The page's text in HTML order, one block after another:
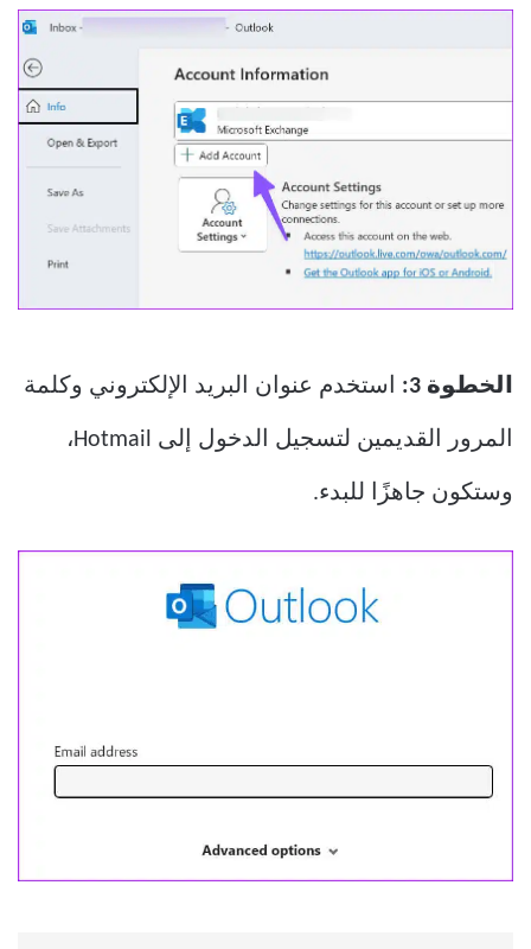
الخطوة 3: استخدم عنوان البريد الإلكتروني وكلمة
المرور القديمين لتسجيل الدخول إلى Hotmail،
وستكون جاهزًا للبدء.